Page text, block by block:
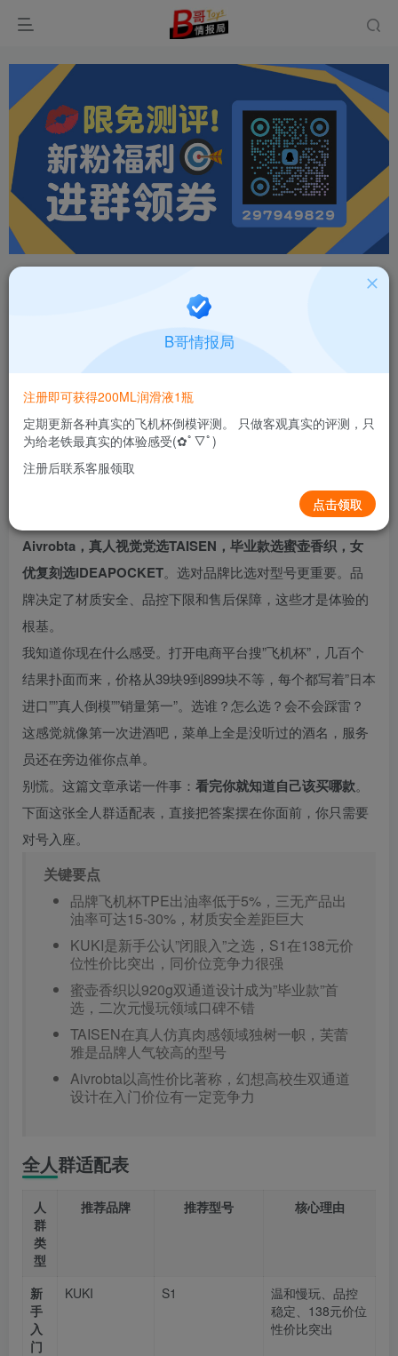
飞机杯哪个品牌好？2026全网口碑排行+全人群适
配表（新手老司机通用）
局座观察员
29天前发布
0 1039 5
这么久，被问最多的还是”买飞机杯优先选
新手选KUKI，二次元党选蜜壶或
Aivrobta，真人视觉党选TAISEN，毕业款选蜜壶香织，女
优复刻选IDEAPOCKET。选对品牌比选对型号更重要。品
牌决定了材质安全、品控下限和售后保障，这些才是体验的
根基。
我知道你现在什么感受。打开电商平台搜”飞机杯”，几百个
结果扑面而来，价格从39块9到899块不等，每个都写着”日本
进口””真人倒模””销量第一”。选谁？怎么选？会不会踩雷？
这感觉就像第一次进酒吧，菜单上全是没听过的酒名，服务
员还在旁边催你点单。
别慌。这篇文章承诺一件事： 看完你就知道自己该买哪款。
下面这张全人群适配表，直接把答案摆在你面前，你只需要
对号入座。
关键要点
品牌飞机杯TPE出油率低于5%，三无产品出
油率可达15-30%，材质安全差距巨大
KUKI是新手公认”闭眼入”之选，S1在138元价
位性价比突出，同价位竞争力很强
蜜壶香织以920g双通道设计成为”毕业款”首
选，二次元慢玩领域口碑不错
TAISEN在真人仿真肉感领域独树一帜，芙蕾
雅是品牌人气较高的型号
Aivrobta以高性价比著称，幻想高校生双通道
设计在入门价位有一定竞争力
全人群适配表
人
群
类
型
推荐品牌 推荐型号 核心理由
新
手
入
门
KUKI S1
温和慢玩、品控
稳定、138元价位
性价比突出
B哥情报局
注册即可获得200ML润滑液1瓶
定期更新各种真实的飞机杯倒模评测。 只做客观真实的评测，只
为给老铁最真实的体验感受(✿ﾟ▽ﾟ)
注册后联系客服领取
点击领取